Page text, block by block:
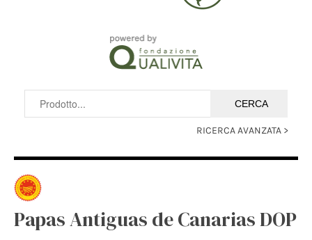
RICERCA AVANZATA >
Papas Antiguas de Canarias DOP